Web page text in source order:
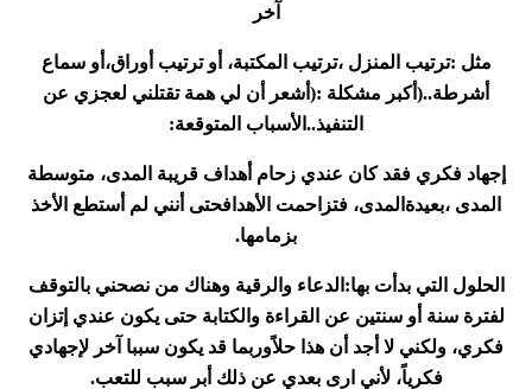
آخر
مثل :ترتيب المنزل ،ترتيب المكتبة، أو ترتيب أوراق،أو سماع
أشرطة..(أكبر مشكلة ): أشعر أن لي همة تقتلني لعجزي عن
التنفيذ..الأسباب المتوقعة:
إجهاد فكري فقد كان عندي زحام أهداف قريبة المدى، متوسطة
المدى ،بعيدةالمدى، فتزاحمت الأهدافحتى أنني لم أستطع الأخذ
بزمامها.
الحلول التي بدأت بها:الدعاء والرقية وهناك من نصحني بالتوقف
لفترة سنة أو سنتين عن القراءة والكتابة حتى يكون عندي إتزان
فكري، ولكني لا أجد أن هذا حلاًوربما قد يكون سببا آخر لإجهادي
فكرياً، لأني ارى بعدي عن ذلك أبر سبب للتعب.